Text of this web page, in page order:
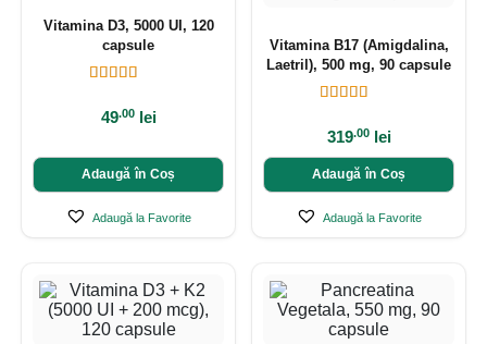
Vitamina D3, 5000 UI, 120
capsule
49.00 lei
Adaugă în Coș
Adaugă la Favorite
Vitamina B17 (Amigdalina,
Laetril), 500 mg, 90 capsule
319.00 lei
Adaugă în Coș
Adaugă la Favorite